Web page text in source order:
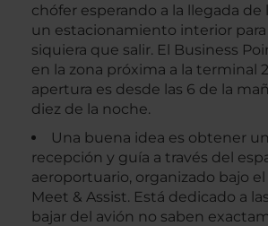
chófer esperando a la llegada de
un estacionamiento interior
siquiera que salir. El Business
en la zona próxima a la terminal
apertura es desde las 6 de la
diez de la noche.
Una buena idea es obtener
recepción y guía a través del
aeroportuario, organizado bajo
Meet & Assist. Está dedicado a
bajar del avión no saben